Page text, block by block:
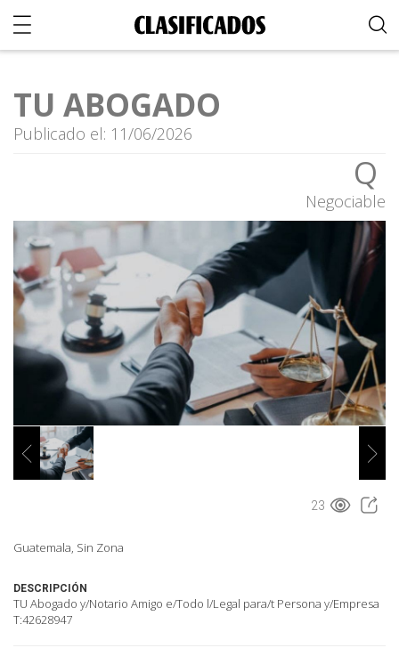
TU ABOGADO
Publicado el: 11/06/2026
Q
Negociable
23
Guatemala, Sin Zona
DESCRIPCIÓN
TU Abogado y/Notario Amigo e/Todo l/Legal para/t Persona y/Empresa
T:42628947